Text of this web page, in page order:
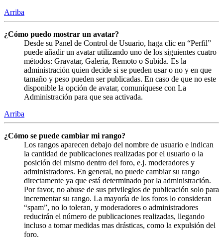
Arriba
¿Cómo puedo mostrar un avatar?
Desde su Panel de Control de Usuario, haga clic en “Perfil”
puede añadir un avatar utilizando uno de los siguientes cuatro
métodos: Gravatar, Galería, Remoto o Subida. Es la
administración quien decide si se pueden usar o no y en que
tamaño y peso pueden ser publicadas. En caso de que no este
disponible la opción de avatar, comuníquese con La
Administración para que sea activada.
Arriba
¿Cómo se puede cambiar mi rango?
Los rangos aparecen debajo del nombre de usuario e indican
la cantidad de publicaciones realizadas por el usuario o la
posición del mismo dentro del foro, e.j. moderadores y
administradores. En general, no puede cambiar su rango
directamente ya que está determinado por la administración.
Por favor, no abuse de sus privilegios de publicación solo para
incrementar su rango. La mayoría de los foros lo consideran
“spam”, no lo toleran, y moderadores o administradores
reducirán el número de publicaciones realizadas, llegando
incluso a tomar medidas mas drásticas, como la expulsión del
foro.